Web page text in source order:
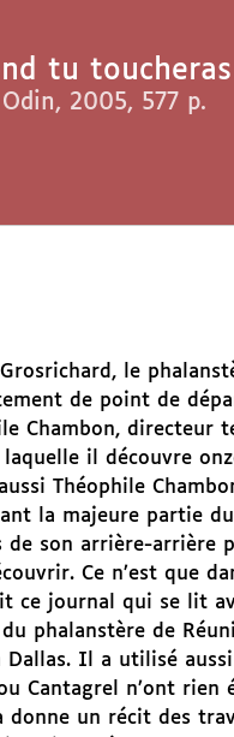
tu
2005, 577 p.
le
de point de
Chambon, directeur
il découvre
Théophile
la majeure partie
son arrière-arrière
Ce n’est que
ce journal qui se lit
phalanstère de
Dallas. Il a utilisé aussi
Cantagrel n’ont
donne un récit des